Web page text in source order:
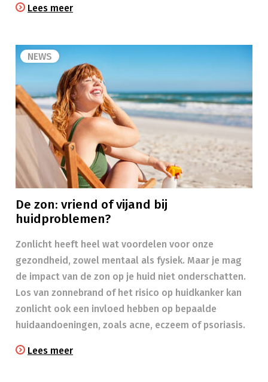
Lees meer
NEWS
De zon: vriend of vijand bij
huidproblemen?
Zonlicht heeft heel wat voordelen voor onze
gezondheid, zowel mentaal als fysiek. Maar je mag
de impact van de zon op je huid niet onderschatten.
Los van zonnebrand of het risico op huidkanker kan
zonlicht ook een invloed hebben op bepaalde
huidaandoeningen, zoals acne, eczeem of psoriasis.
Lees meer